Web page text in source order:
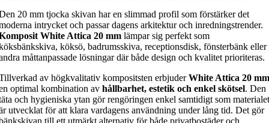
20 mm tjocka skivan har en slimmad profil som förstärker det
intrycket och passar dagens arkitektur och inredningstrender.
White Attica 20 mm lämpar sig perfekt som
köksö, badrumsskiva, receptionsdisk, fönsterbänk eller
måttanpassade lösningar där både design och kvalitet prioriteras.
av högkvalitativ kompositsten erbjuderWhite Attica 20 mm
optimal kombination av hållbarhet, estetik och enkel skötsel. Den
och hygieniska ytan gör rengöringen enkel samtidigt som materialet
utvecklat för att klara vardagens användning under lång tid. Det gör